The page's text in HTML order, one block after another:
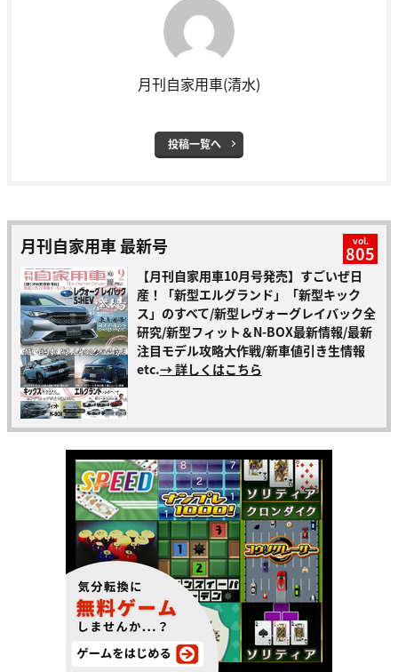
月刊自家用車(清水)
投稿一覧へ
月刊自家用車 最新号 vol.
805
【月刊自家用車10月号発売】すごいぜ日
産！「新型エルグランド」「新型キック
ス」のすべて/新型レヴォーグレイバック全
研究/新型フィット＆N-BOX最新情報/最新
注目モデル攻略大作戦/新車値引き生情報
etc.→ 詳しくはこちら